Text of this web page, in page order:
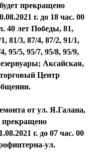
прекращено
г. до 18 час. 00
40 лет Победы, 81,
81/3, 87/4, 87/2, 91/1,
95/5, 95/7, 95/8, 95/9,
Аксайская,
Центр
от ул. Я.Галана,
прекращено
г. до 07 час. 00
ул.